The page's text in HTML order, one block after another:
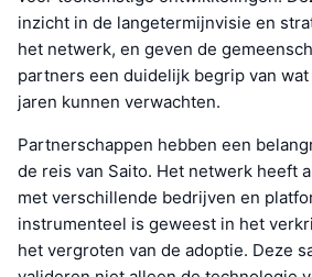
inzicht in de langetermijnvisie en
het netwerk, en geven de
partners een duidelijk begrip van
jaren kunnen verwachten.
Partnerschappen hebben een
de reis van Saito. Het netwerk heeft
met verschillende bedrijven en
instrumenteel is geweest in het
het vergroten van de adoptie. Deze